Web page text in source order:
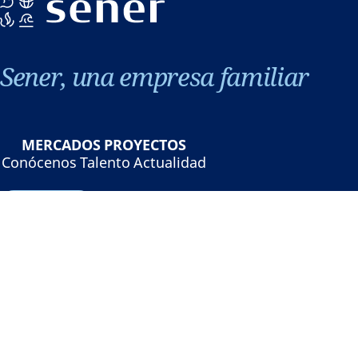
Sener, una empresa familiar
MERCADOS PROYECTOS
Conócenos Talento Actualidad